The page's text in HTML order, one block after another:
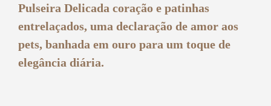
Pulseira Delicada coração e patinhas
entrelaçados, uma declaração de amor aos
pets, banhada em ouro para um toque de
elegância diária.